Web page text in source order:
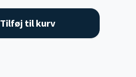
Tilføj til kurv